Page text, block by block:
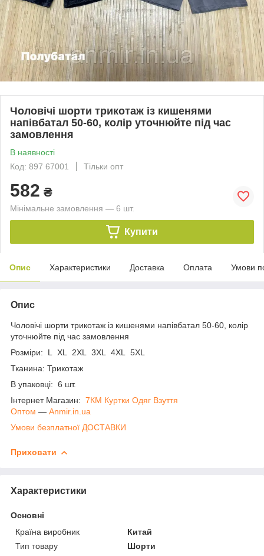
Чоловічі шорти трикотаж із кишенями
напівбатал 50-60, колір уточнюйте під час
замовлення
В наявності
Код: 897 67001
Тільки опт
582 ₴
Мінімальне замовлення — 6 шт.
Купити
Опис Характеристики Доставка Оплата Умови
Опис
Чоловічі шорти трикотаж із кишенями напівбатал 50-60, колір
уточнюйте під час замовлення
Розміри: L XL 2XL 3XL 4XL 5XL
Тканина: Трикотаж
В упаковці: 6 шт.
Інтернет Магазин: 7КМ Куртки Одяг Взуття
Оптом ― Anmir.in.ua
Умови безплатної ДОСТАВКИ
Приховати
Характеристики
Основні
Країна виробник
Китай
Тип товару
Шорти